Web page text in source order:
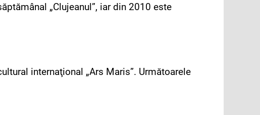
„Clujeanul”, iar din 2010 este
internaţional „Ars Maris”. Următoarele